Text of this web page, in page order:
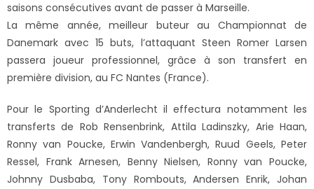
saisons consécutives avant de passer à Marseille.
La même année, meilleur buteur au Championnat de
Danemark avec 15 buts, l’attaquant Steen Romer Larsen
passera joueur professionnel, grâce à son transfert en
première division, au FC Nantes (France).
Pour le Sporting d’Anderlecht il effectura notamment les
transferts de Rob Rensenbrink, Attila Ladinszky, Arie Haan,
Ronny van Poucke, Erwin Vandenbergh, Ruud Geels, Peter
Ressel, Frank Arnesen, Benny Nielsen, Ronny van Poucke,
Johnny Dusbaba, Tony Rombouts, Andersen Enrik, Johan